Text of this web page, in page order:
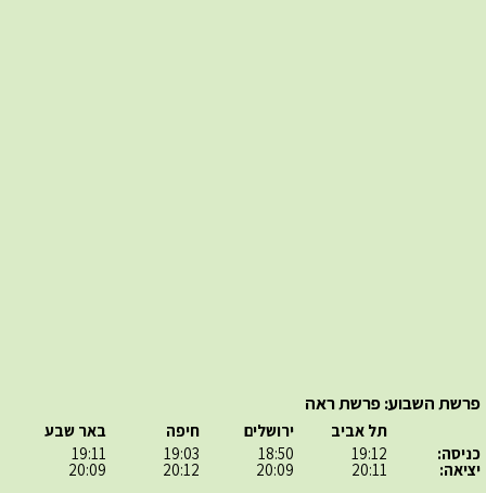
פרשת השבוע: פרשת ראה
כניסה:
יציאה:
תל אביב
19:12
20:11
ירושלים
18:50
20:09
חיפה
19:03
20:12
באר שבע
19:11
20:09